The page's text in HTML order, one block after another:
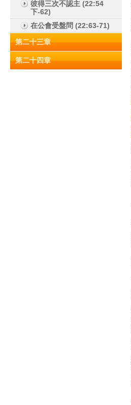
彼得三次不認主 (22:54
下-62)
在公會受盤問 (22:63-71)
第二十三章
第二十四章